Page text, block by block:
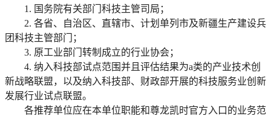
1. 国务院有关部门科技主管司局；
2. 各省、自治区、直辖市、计划单列市及新疆生产建设兵
团科技主管部门；
3. 原工业部门转制成立的行业协会；
4. 纳入科技部试点范围并且评估结果为a类的产业技术创
新战略联盟，以及纳入科技部、财政部开展的科技服务业创新
发展行业试点联盟。
各推荐单位应在本单位职能和尊龙凯时官方入口的业务范